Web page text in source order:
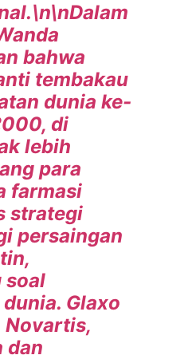
bahwa
tembakau
dunia ke-
di
lebih
para
farmasi
strategi
persaingan
soal
Glaxo
Novartis,
dan